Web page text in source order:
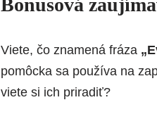
Bonusová
Viete, čo znamená fráza
pomôcka sa používa na
viete si ich priradiť?